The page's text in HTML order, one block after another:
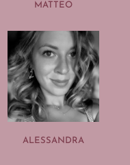
MATTEO
ALESSANDRA